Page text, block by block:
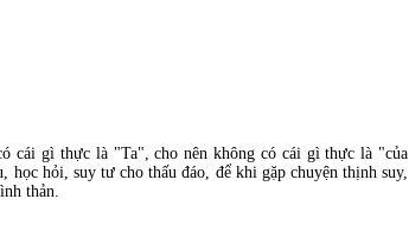
cái gì thực là "Ta", cho nên không có cái gì thực là "của
hỏi, suy tư cho thấu đáo, để khi gặp chuyện thịnh suy,
thản.